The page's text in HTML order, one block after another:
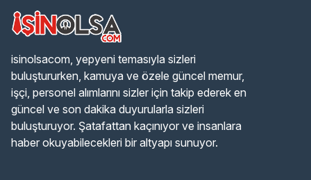
isinolsacom, yepyeni temasıyla sizleri
buluştururken, kamuya ve özele güncel memur,
işçi, personel alımlarını sizler için takip ederek en
güncel ve son dakika duyurularla sizleri
buluşturuyor. Şatafattan kaçınıyor ve insanlara
haber okuyabilecekleri bir altyapı sunuyor.